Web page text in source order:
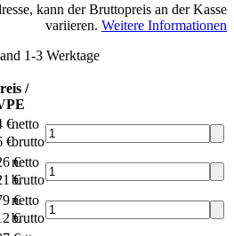
kann der Bruttopreis an der Kasse
variieren. Weitere Informationen
1-3 Werktage
/
€netto
€brutto*
€
netto
€
brutto*
€
netto
€
brutto*